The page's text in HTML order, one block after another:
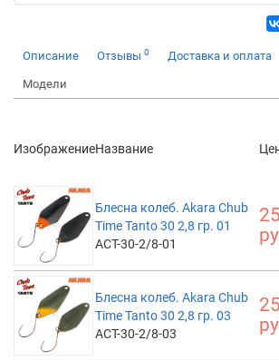
Описание Отзывы 0 Доставка и оплата
Модели
ИзображениеНазвание
Блесна колеб. Akara Chub
Time Tanto 30 2,8 гр. 01
ACT-30-2/8-01
Блесна колеб. Akara Chub
Time Tanto 30 2,8 гр. 03
ACT-30-2/8-03